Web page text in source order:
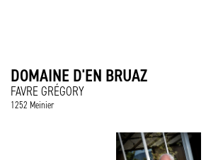
DOMAINE D'EN BRUAZ
FAVRE GRÉGORY
1252 Meinier